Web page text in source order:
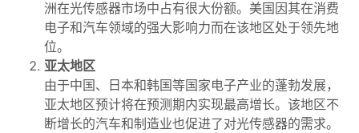
洲在光传感器市场中占有很大份额。美国因其在消费
电子和汽车领域的强大影响力而在该地区处于领先地
位。
亚太地区
由于中国、日本和韩国等国家电子产业的蓬勃发展，
亚太地区预计将在预测期内实现最高增长。该地区不
断增长的汽车和制造业也促进了对光传感器的需求。